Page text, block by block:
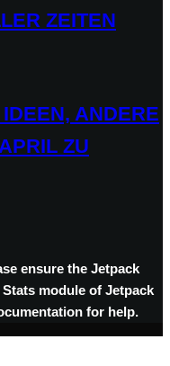
ZEITEN
ANDERE
ZU
ensure the Jetpack
module of Jetpack
for help.